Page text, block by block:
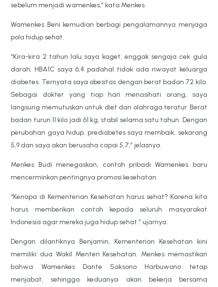
sebelum menjadi wamenkes,” kata Menkes.
Wamenkes Beni kemudian berbagi pengalamannya menjaga
pola hidup sehat.
“Kira-kira 2 tahun lalu saya kaget, enggak sengaja cek gula
darah, HBA1C saya 6,4 padahal tidak ada riwayat keluarga
diabetes. Ternyata saya obesitas dengan berat badan 72 kilo.
Sebagai dokter yang tiap hari menasihati orang, saya
langsung memutuskan untuk diet dan olahraga teratur. Berat
badan turun 11 kilo jadi 61 kg, stabil selama satu tahun. Dengan
perubahan gaya hidup, prediabetes saya membaik, sekarang
5,9 dan saya akan berusaha capai 5,7,” jelasnya.
Menkes Budi menegaskan, contoh pribadi Wamenkes baru
mencerminkan pentingnya promosi kesehatan.
“Kenapa di Kementerian Kesehatan harus sehat? Karena kita
harus memberikan contoh kepada seluruh masyarakat
Indonesia agar mereka juga hidup sehat.” ujarnya.
Dengan dilantiknya Benjamin, Kementerian Kesehatan kini
memiliki dua Wakil Menteri Kesehatan. Menkes memastikan
bahwa Wamenkes Dante Saksono Harbuwono tetap
menjabat, sehingga keduanya akan bekerja bersama